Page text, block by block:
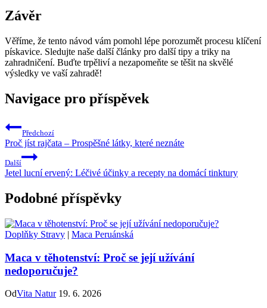
Závěr
Věříme, že tento návod vám pomohl lépe porozumět procesu klíčení
pískavice. Sledujte naše další články pro další tipy a triky na
zahradničení. Buďte trpěliví a nezapomeňte se těšit na skvělé
výsledky ve vaší zahradě!
Navigace pro příspěvek
Předchozí
Proč jíst rajčata – Prospěšné látky, které neznáte
Další
Jetel lucní ervený: Léčivé účinky a recepty na domácí tinktury
Podobné příspěvky
Doplňky Stravy | Maca Peruánská
Maca v těhotenství: Proč se její užívání
nedoporučuje?
OdVita Natur 19. 6. 2026